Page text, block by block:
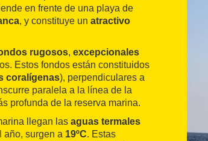
en frente de una playa de
, y constituye un atractivo
rugosos, excepcionales
Estos fondos están constituidos
coralígenas), perpendiculares a
paralela a la línea de la
profunda de la reserva marina.
llegan las aguas termales
año, surgen a 19ºC. Estas